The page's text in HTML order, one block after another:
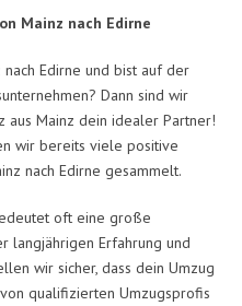
Mainz nach Edirne
Edirne und bist auf der
Dann sind wir
aus Mainz dein idealer Partner!
wir bereits viele positive
nach Edirne gesammelt.
oft eine große
langjährigen Erfahrung und
wir sicher, dass dein Umzug
qualifizierten Umzugsprofis